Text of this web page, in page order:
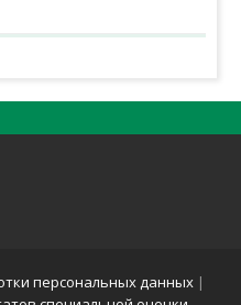
персональных данных |